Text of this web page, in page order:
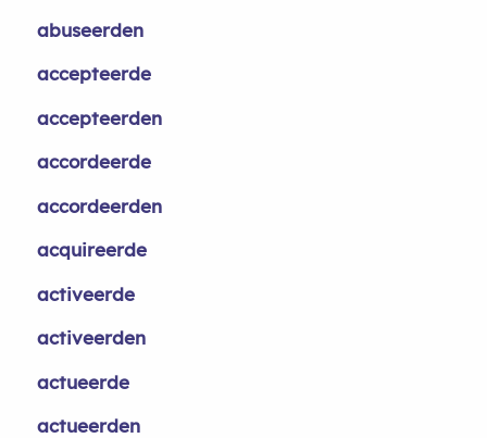
abuseerden
accepteerde
accepteerden
accordeerde
accordeerden
acquireerde
activeerde
activeerden
actueerde
actueerden